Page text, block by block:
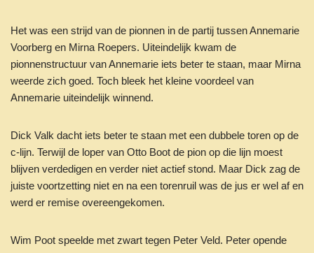
Het was een strijd van de pionnen in de partij tussen Annemarie
Voorberg en Mirna Roepers. Uiteindelijk kwam de
pionnenstructuur van Annemarie iets beter te staan, maar Mirna
weerde zich goed. Toch bleek het kleine voordeel van
Annemarie uiteindelijk winnend.
Dick Valk dacht iets beter te staan met een dubbele toren op de
c-lijn. Terwijl de loper van Otto Boot de pion op die lijn moest
blijven verdedigen en verder niet actief stond. Maar Dick zag de
juiste voortzetting niet en na een torenruil was de jus er wel af en
werd er remise overeengekomen.
Wim Poot speelde met zwart tegen Peter Veld. Peter opende